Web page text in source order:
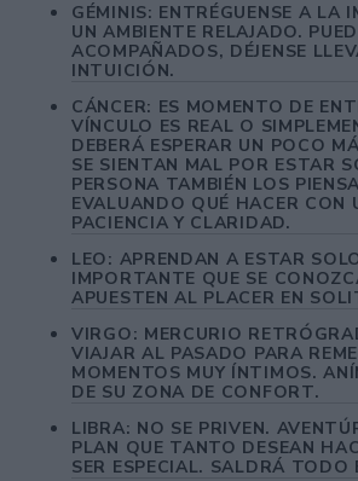
GÉMINIS: ENTRÉGUENSE A LA
UN AMBIENTE RELAJADO.
ACOMPAÑADOS, DÉJENSE
INTUICIÓN.
CÁNCER: ES MOMENTO DE
VÍNCULO ES REAL O
DEBERÁ ESPERAR UN POCO
SE SIENTAN MAL POR ESTAR
PERSONA TAMBIÉN LOS
EVALUANDO QUÉ HACER CON
PACIENCIA Y CLARIDAD.
LEO: APRENDAN A ESTAR
IMPORTANTE QUE SE
APUESTEN AL PLACER EN
VIRGO: MERCURIO
VIAJAR AL PASADO PARA
MOMENTOS MUY ÍNTIMOS.
DE SU ZONA DE CONFORT.
LIBRA: NO SE PRIVEN.
PLAN QUE TANTO DESEAN
SER ESPECIAL. SALDRÁ TODO